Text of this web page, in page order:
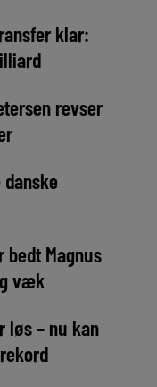
klar:
revser
danske
bedt Magnus
væk
løs – nu kan